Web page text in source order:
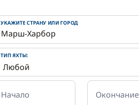
УКАЖИТЕ СТРАНУ ИЛИ ГОРОД
ТИП ЯХТЫ:
Начало Окончание